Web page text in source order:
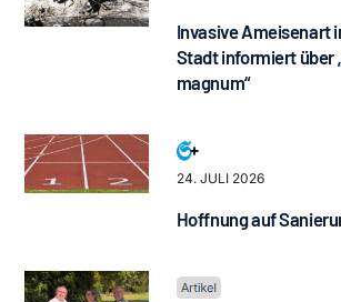
Invasive Ameisenart
Stadt informiert über
magnum“
24. JULI 2026
Hoffnung auf